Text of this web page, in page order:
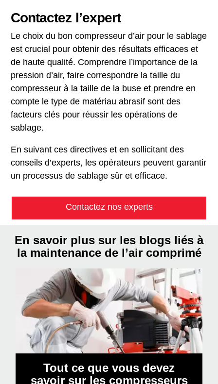
Contactez l’expert
Le choix du bon compresseur d’air pour le sablage
est crucial pour obtenir des résultats efficaces et
de haute qualité. Comprendre l’importance de la
pression d’air, faire correspondre la taille du
compresseur à la taille de la buse et prendre en
compte le type de matériau abrasif sont des
facteurs clés pour réussir les opérations de
sablage.
En suivant ces directives et en sollicitant des
conseils d’experts, les opérateurs peuvent garantir
un processus de sablage sûr et efficace.
Contactez nos experts
En savoir plus sur les blogs liés à
la maintenance de l’air comprimé
Tout ce que vous devez
savoir sur les compresseurs